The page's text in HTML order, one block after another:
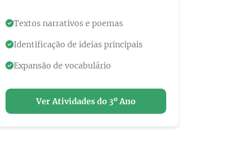
Textos narrativos e poemas
Identificação de ideias principais
Expansão de vocabulário
Ver Atividades do 3º Ano